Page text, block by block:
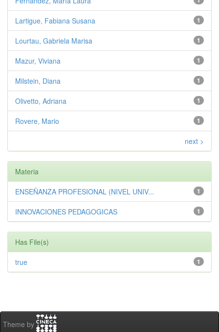
1
Lartigue, Fabiana Susana
1
Lourtau, Gabriela Marisa
1
Mazur, Viviana
1
Milstein, Diana
1
Olivetto, Adriana
1
Rovere, Mario
next >
Materia
1
ENSEÑANZA PROFESIONAL (NIVEL UNIV...
1
INNOVACIONES PEDAGOGICAS
Has File(s)
1
true
Theme by